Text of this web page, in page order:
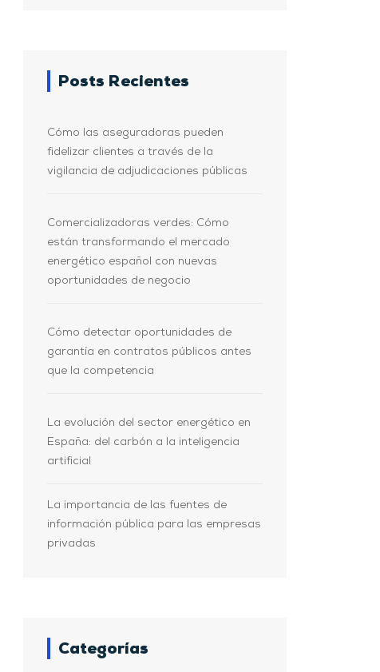
Posts Recientes
Cómo las aseguradoras pueden
fidelizar clientes a través de la
vigilancia de adjudicaciones públicas
Comercializadoras verdes: Cómo
están transformando el mercado
energético español con nuevas
oportunidades de negocio
Cómo detectar oportunidades de
garantía en contratos públicos antes
que la competencia
La evolución del sector energético en
España: del carbón a la inteligencia
artificial
La importancia de las fuentes de
información pública para las empresas
privadas
Categorías